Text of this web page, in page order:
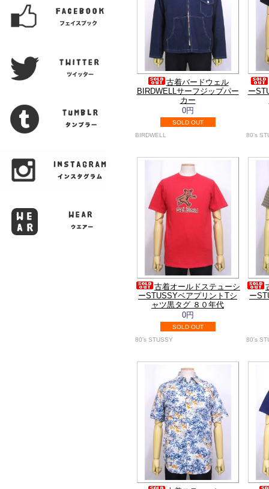
古着バードウェル
BIRDWELLサーフジップパー
カー
0円
SOLD OUT
BIRDWELL
ー
80's
古着オールドステューシ
ーSTUSSYベアプリントTシ
ャツ黒タグ ８０年代
0円
SOLD OUT
80's STUSSY
ー
80's